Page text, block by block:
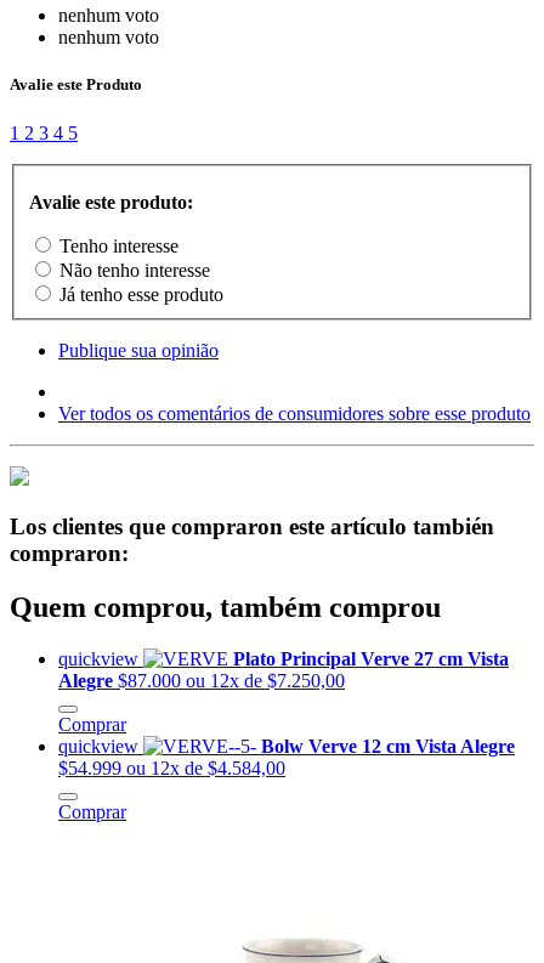
nenhum voto
nenhum voto
Avalie este Produto
1 2 3 4 5
Avalie este produto:
Tenho interesse
Não tenho interesse
Já tenho esse produto
Publique sua opinião
Ver todos os comentários de consumidores sobre esse produto
Los clientes que compraron este artículo también
compraron:
Quem comprou, também comprou
quickview
Plato Principal Verve 27 cm Vista
Alegre $87.000 ou 12x de $7.250,00
Comprar
quickview
Bolw Verve 12 cm Vista Alegre
$54.999 ou 12x de $4.584,00
Comprar